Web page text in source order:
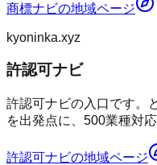
商標ナビの地域ページ
kyoninka.xyz
許認可ナビ
許認可ナビの入口です。
を出発点に、500業種対
許認可ナビの地域ページ